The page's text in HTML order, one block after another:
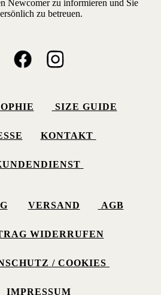
Newcomer zu informieren und Sie
zu betreuen.
SIZE GUIDE
KONTAKT
VERSAND AGB
WIDERRUFEN
/ COOKIES
IMPRESSUM